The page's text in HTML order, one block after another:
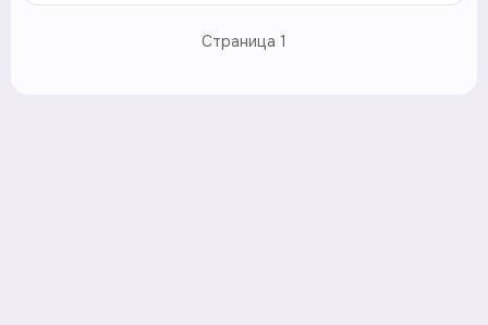
Страница 1